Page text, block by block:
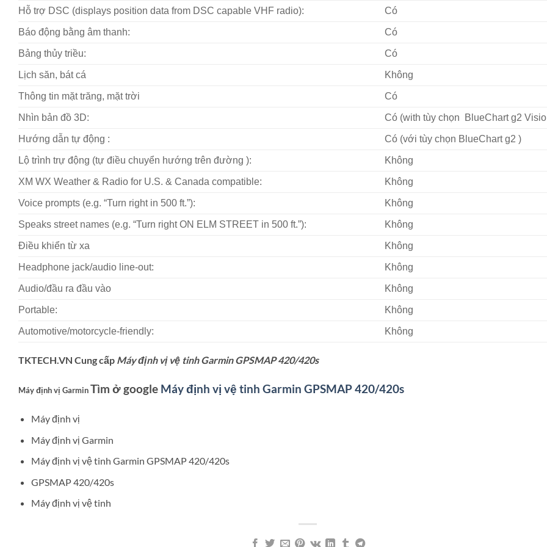
Hỗ trợ DSC (displays position data from DSC capable VHF radio): Có
Báo động bằng âm thanh: Có
Bảng thủy triều: Có
Lịch săn, bát cá Không
Thông tin mặt trăng, mặt trời Có
Nhìn bản đồ 3D: Có (with tùy chọn BlueChart g2
Hướng dẫn tự động : Có (với tùy chọn BlueChart g2 )
Lộ trình trự động (tự điều chuyển hướng trên đường ): Không
XM WX Weather & Radio for U.S. & Canada compatible: Không
Voice prompts (e.g. “Turn right in 500 ft.”): Không
Speaks street names (e.g. “Turn right ON ELM STREET in 500 ft.”): Không
Điều khiển từ xa Không
Headphone jack/audio line-out: Không
Audio/đầu ra đầu vào Không
Portable: Không
Automotive/motorcycle-friendly: Không
TKTECH.VN Cung cấp Máy định vị vệ tinh Garmin GPSMAP 420/420s
Máy định vị GarminTìm ở google Máy định vị vệ tinh Garmin GPSMAP 420/420s
Máy định vị
Máy định vị Garmin
Máy định vị vệ tinh Garmin GPSMAP 420/420s
GPSMAP 420/420s
Máy định vị vệ tinh